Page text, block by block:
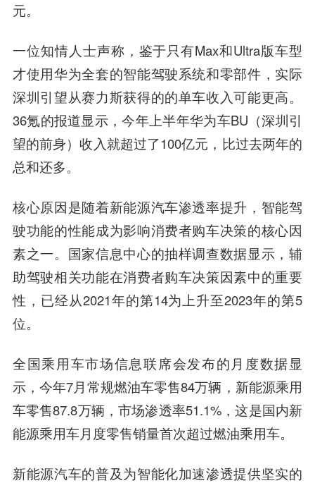
元。
一位知情人士声称，鉴于只有Max和Ultra版车型
才使用华为全套的智能驾驶系统和零部件，实际
深圳引望从赛力斯获得的的单车收入可能更高。
36氪的报道显示，今年上半年华为车BU（深圳引
望的前身）收入就超过了100亿元，比过去两年的
总和还多。
核心原因是随着新能源汽车渗透率提升，智能驾
驶功能的性能成为影响消费者购车决策的核心因
素之一。国家信息中心的抽样调查数据显示，辅
助驾驶相关功能在消费者购车决策因素中的重要
性，已经从2021年的第14为上升至2023年的第5
位。
全国乘用车市场信息联席会发布的月度数据显
示，今年7月常规燃油车零售84万辆，新能源乘用
车零售87.8万辆，市场渗透率51.1%，这是国内新
能源乘用车月度零售销量首次超过燃油乘用车。
新能源汽车的普及为智能化加速渗透提供坚实的